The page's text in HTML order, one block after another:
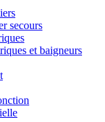
secours
et baigneurs